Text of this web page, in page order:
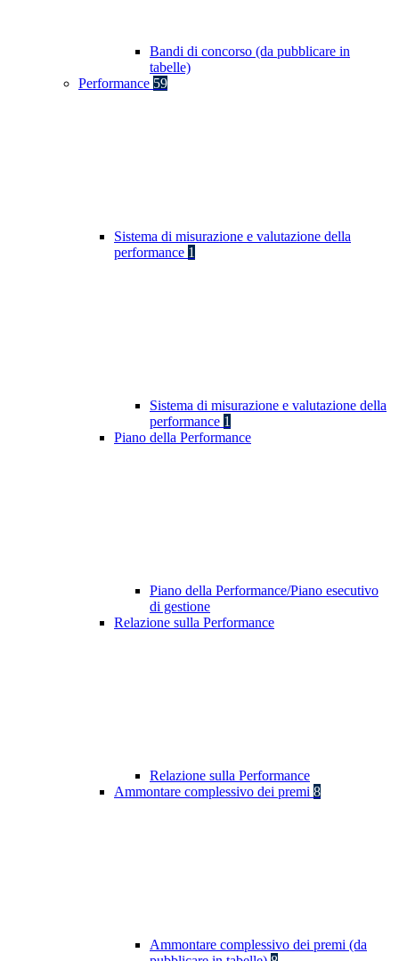
Bandi di concorso (da pubblicare in
tabelle)
Performance 59
Sistema di misurazione e valutazione della
performance 1
Sistema di misurazione e valutazione della
performance 1
Piano della Performance
Piano della Performance/Piano esecutivo
di gestione
Relazione sulla Performance
Relazione sulla Performance
Ammontare complessivo dei premi 8
Ammontare complessivo dei premi (da